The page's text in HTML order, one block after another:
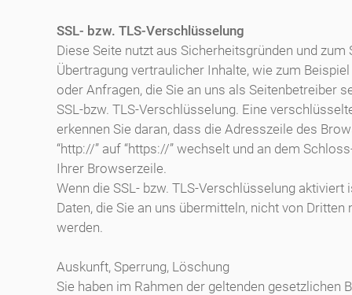
SSL- bzw. TLS-Verschlüsselung
Diese Seite nutzt aus Sicherheitsgründen und zum
Übertragung vertraulicher Inhalte, wie zum
oder Anfragen, die Sie an uns als Seitenbetreiber
SSL-bzw. TLS-Verschlüsselung. Eine
erkennen Sie daran, dass die Adresszeile des
“http://” auf “https://” wechselt und an dem
Ihrer Browserzeile.
Wenn die SSL- bzw. TLS-Verschlüsselung aktiviert
Daten, die Sie an uns übermitteln, nicht von Dritten
werden.
Auskunft, Sperrung, Löschung
Sie haben im Rahmen der geltenden gesetzlichen